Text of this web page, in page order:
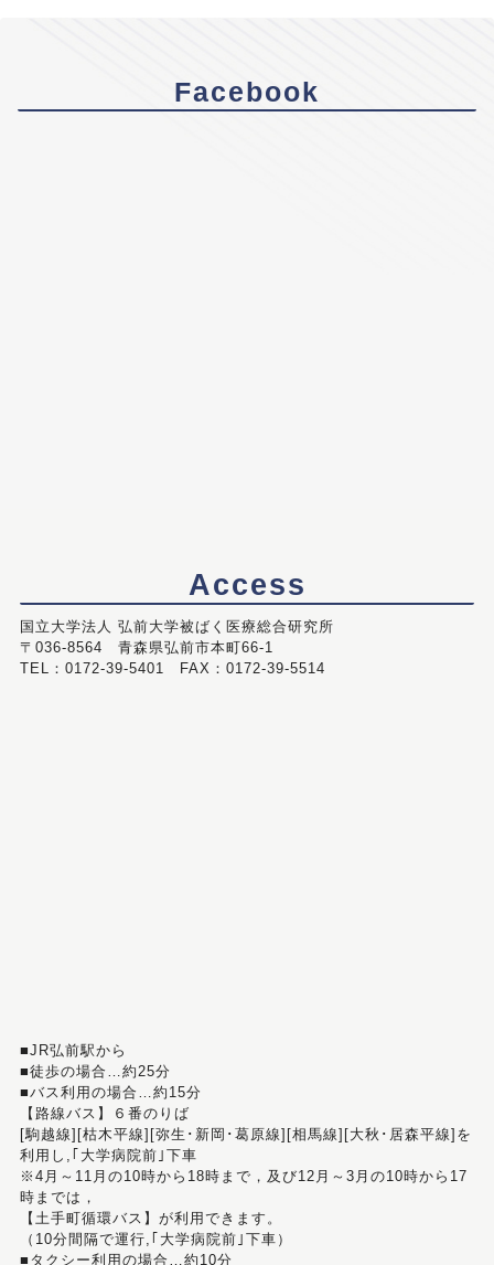
Facebook
Access
国立大学法人 弘前大学被ばく医療総合研究所
〒036-8564 青森県弘前市本町66-1
TEL：0172-39-5401 FAX：0172-39-5514
■JR弘前駅から
■徒歩の場合…約25分
■バス利用の場合…約15分
【路線バス】６番のりば
[駒越線][枯木平線][弥生･新岡･葛原線][相馬線][大秋･居森平線]を
利用し,｢大学病院前｣下車
※4月～11月の10時から18時まで，及び12月～3月の10時から17
時までは，
【土手町循環バス】が利用できます。
（10分間隔で運行,｢大学病院前｣下車）
■タクシー利用の場合…約10分